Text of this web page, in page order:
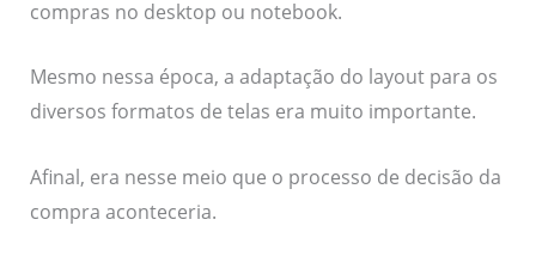
compras no desktop ou notebook.
Mesmo nessa época, a adaptação do layout para os
diversos formatos de telas era muito importante.
Afinal, era nesse meio que o processo de decisão da
compra aconteceria.